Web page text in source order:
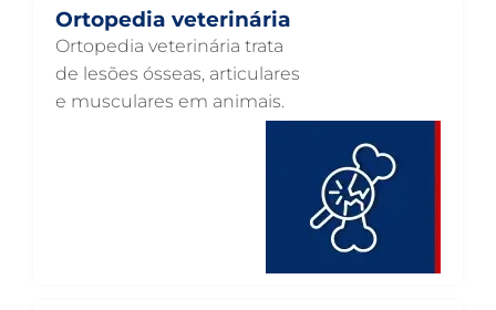
PNEUMOLOGIA VETERINÁRIA EM GUARULHOS
OTOSCOPIA VETERINÁRIA EM GUARULHOS
OTOSCOPIA DIGITAL VETERINÁRIA EM GUARULHOS
OFTALMOLOGIA VETERINÁRIA EM GUARULHOS
Ortopedia veterinária
Ortopedia veterinária trata
de lesões ósseas, articulares
e musculares em animais.